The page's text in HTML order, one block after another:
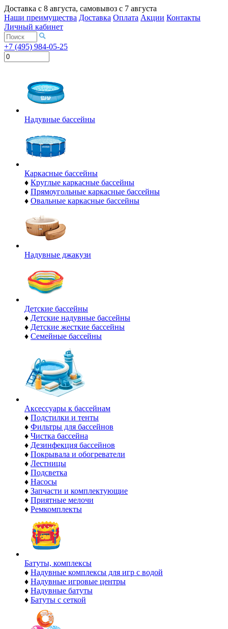
Доставка с 8 августа, самовывоз с 7 августа
Наши преимущества Доставка Оплата Акции Контакты
Личный кабинет
+7 (495) 984-05-25
Надувные бассейны
Каркасные бассейны
♦ Круглые каркасные бассейны
♦ Прямоугольные каркасные бассейны
♦ Овальные каркасные бассейны
Надувные джакузи
Детские бассейны
♦ Детские надувные бассейны
♦ Детские жесткие бассейны
♦ Семейные бассейны
Аксессуары к бассейнам
♦ Подстилки и тенты
♦ Фильтры для бассейнов
♦ Чистка бассейна
♦ Дезинфекция бассейнов
♦ Покрывала и обогреватели
♦ Лестницы
♦ Подсветка
♦ Насосы
♦ Запчасти и комплектующие
♦ Приятные мелочи
♦ Ремкомплекты
Батуты, комплексы
♦ Надувные комплексы для игр с водой
♦ Надувные игровые центры
♦ Надувные батуты
♦ Батуты с сеткой